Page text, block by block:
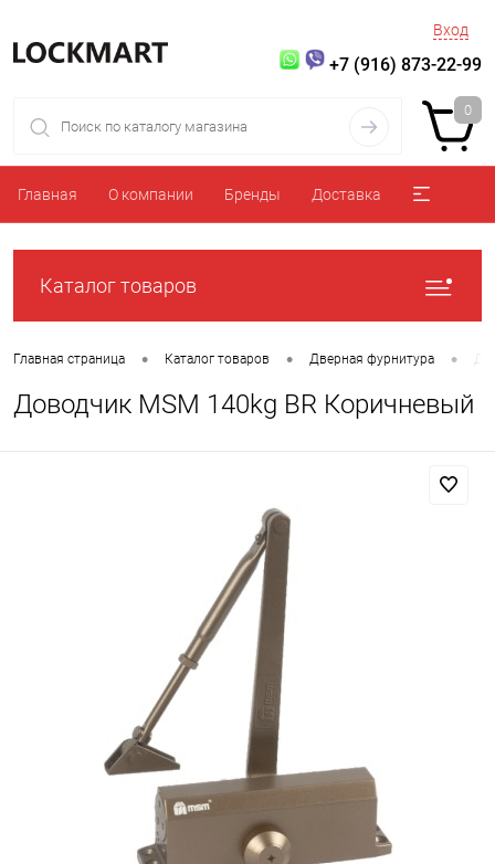
Вход
+7 (916) 873-22-99
0
Главная О компании Бренды Доставка
Каталог товаров
Главная страница • Каталог товаров • Дверная фурнитура •
Доводчик MSM 140kg BR Коричневый